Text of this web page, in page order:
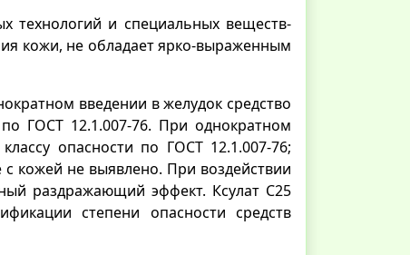
технологий и специальных веществ-
кожи, не обладает ярко-выраженным
введении в желудок средство
ГОСТ 12.1.007-76. При однократном
опасности по ГОСТ 12.1.007-76;
кожей не выявлено. При воздействии
раздражающий эффект. Ксулат С25
степени опасности средств